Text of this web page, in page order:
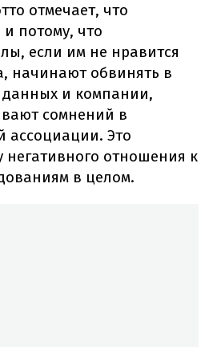
отмечает, что
потому, что
если им не нравится
начинают обвинять в
и компании,
сомнений в
ассоциации. Это
негативного отношения к
в целом.